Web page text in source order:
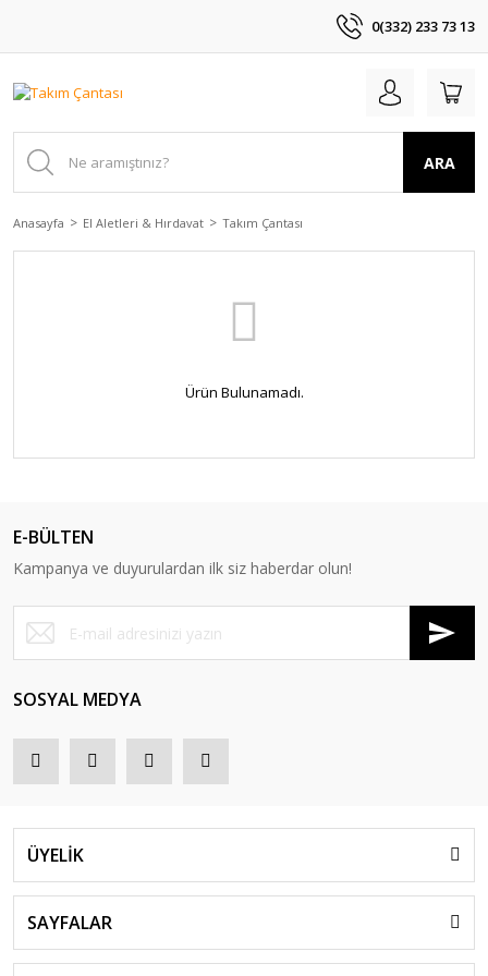
0(332) 233 73 13
ARA
Anasayfa El Aletleri & Hırdavat Takım Çantası
Ürün Bulunamadı.
E-BÜLTEN
Kampanya ve duyurulardan ilk siz haberdar olun!
SOSYAL MEDYA
ÜYELİK
SAYFALAR